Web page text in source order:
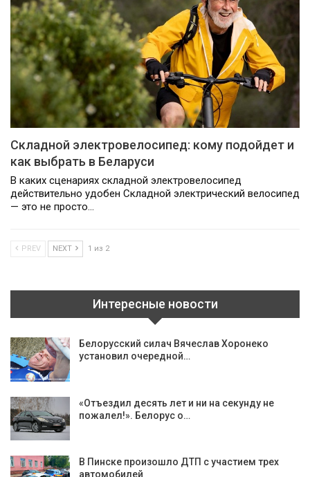
Складной электровелосипед: кому подойдет и
как выбрать в Беларуси
В каких сценариях складной электровелосипед
действительно удобен Складной электрический велосипед
— это не просто…
PREV NEXT 1 из 2
Интересные новости
Белорусский силач Вячеслав Хоронеко
установил очередной…
«Отъездил десять лет и ни на секунду не
пожалел!». Белорус о…
В Пинске произошло ДТП с участием трех
автомобилей